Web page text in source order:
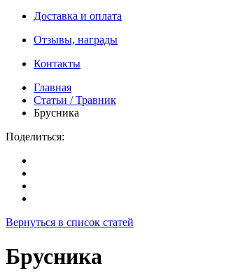
Доставка и оплата
Отзывы, награды
Контакты
Главная
Статьи / Травник
Брусника
Поделиться:
Вернуться в список статей
Брусника